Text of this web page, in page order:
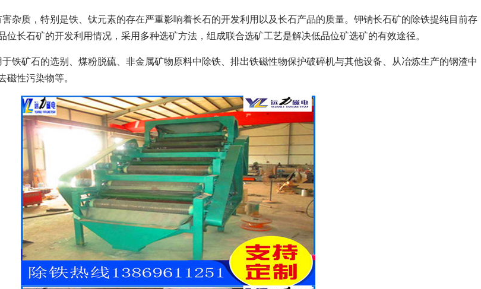
稀土永磁辊式强磁选机 RCT系列全磁永磁滚筒
杂质，特别是铁、钛元素的存在严重影响着长石的开发利用以及长石产品的质量。钾钠长石矿的除铁提纯目前存
位长石矿的开发利用情况，采用多种选矿方法，组成联合选矿工艺是解决低品位矿选矿的有效途径。
铁矿石的选别、煤粉脱硫、非金属矿物原料中除铁、排出铁磁性物保护破碎机与其他设备、从冶炼生产的钢渣中
磁性污染物等。